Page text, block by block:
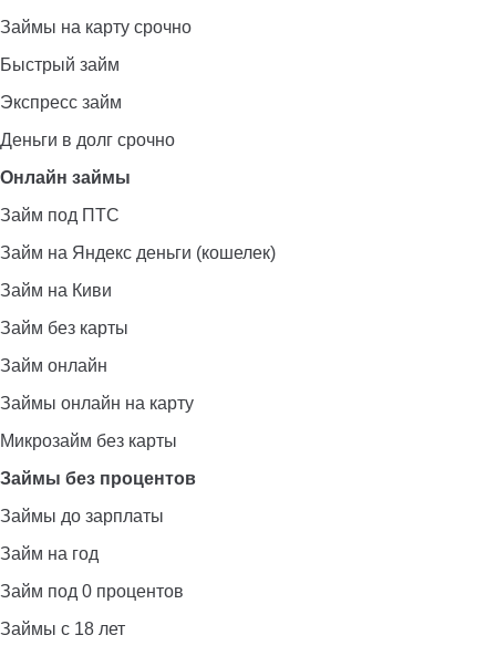
Займы на карту срочно
Быстрый займ
Экспресс займ
Деньги в долг срочно
Онлайн займы
Займ под ПТС
Займ на Яндекс деньги (кошелек)
Займ на Киви
Займ без карты
Займ онлайн
Займы онлайн на карту
Микрозайм без карты
Займы без процентов
Займы до зарплаты
Займ на год
Займ под 0 процентов
Займы с 18 лет